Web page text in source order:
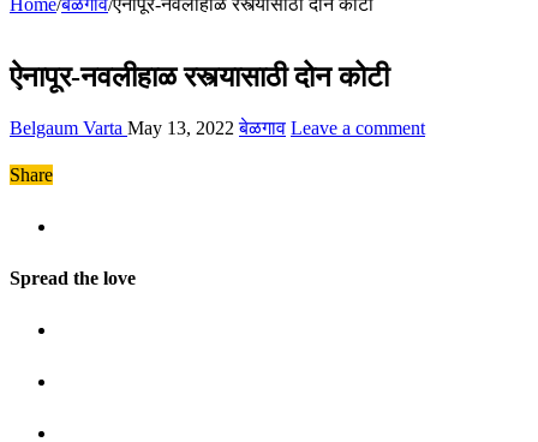
ऐनापूर-नवलीहाळ रस्त्यासाठी दोन कोटी
Belgaum Varta May 13, 2022 बेळगाव Leave a comment
Share
Spread the love